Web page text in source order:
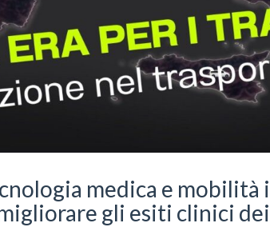
medica e
gli esiti clinici